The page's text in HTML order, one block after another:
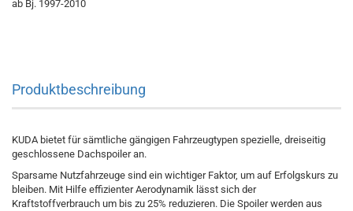
ab Bj. 1997-2010
Produktbeschreibung
KUDA bietet für sämtliche gängigen Fahrzeugtypen spezielle, dreiseitig
geschlossene Dachspoiler an.
Sparsame Nutzfahrzeuge sind ein wichtiger Faktor, um auf Erfolgskurs zu
bleiben. Mit Hilfe effizienter Aerodynamik lässt sich der
Kraftstoffverbrauch um bis zu 25% reduzieren. Die Spoiler werden aus